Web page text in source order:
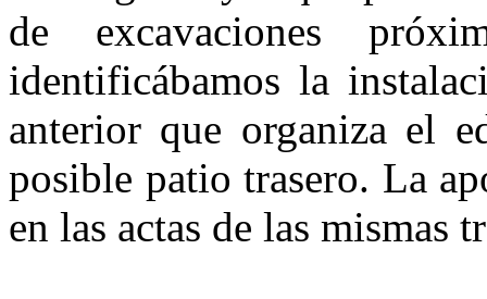
de excavaciones
identificábamos la
anterior que organi­za el
posible patio trasero. La
en las actas de las mismas